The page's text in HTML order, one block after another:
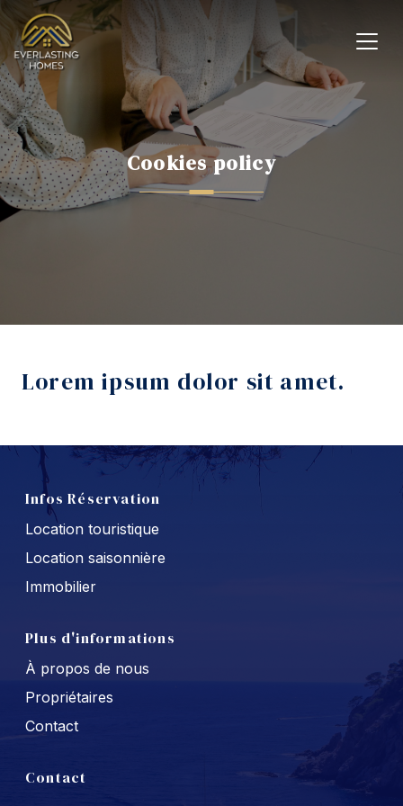
Cookies policy
Lorem ipsum dolor sit amet.
Infos Réservation
Location touristique
Location saisonnière
Immobilier
Plus d'informations
À propos de nous
Propriétaires
Contact
Contact